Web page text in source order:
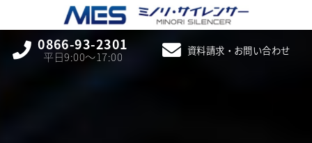
0866-93-2301
平日9:00〜17:00 資料請求・お問い合わせ